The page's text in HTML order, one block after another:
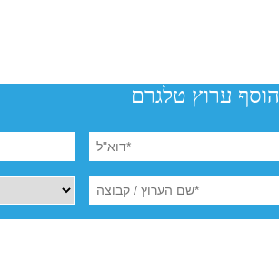
הוסף ערוץ טלגרם